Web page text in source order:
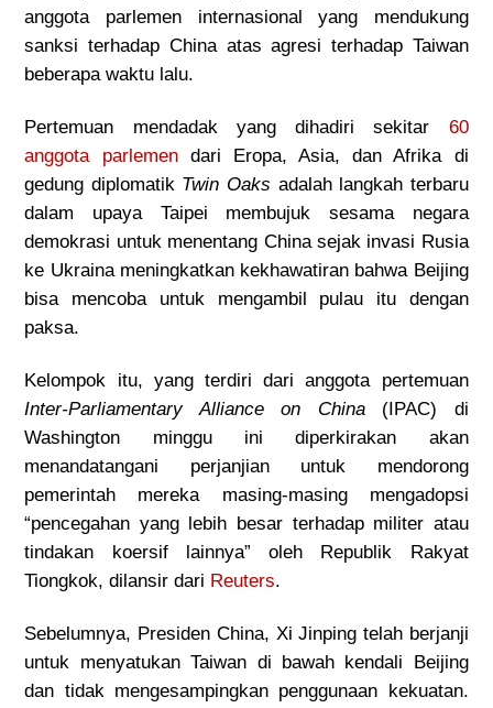
anggota parlemen internasional yang mendukung
sanksi terhadap China atas agresi terhadap Taiwan
beberapa waktu lalu.
Pertemuan mendadak yang dihadiri sekitar 60
anggota parlemendari Eropa, Asia, dan Afrika di
gedung diplomatik Twin Oaks adalah langkah terbaru
dalam upaya Taipei membujuk sesama negara
demokrasi untuk menentang China sejak invasi Rusia
ke Ukraina meningkatkan kekhawatiran bahwa Beijing
bisa mencoba untuk mengambil pulau itu dengan
paksa.
Kelompok itu, yang terdiri dari anggota pertemuan
Inter-Parliamentary Alliance on China(IPAC) di
Washington minggu ini diperkirakan akan
menandatangani perjanjian untuk mendorong
pemerintah mereka masing-masing mengadopsi
“pencegahan yang lebih besar terhadap militer atau
tindakan koersif lainnya” oleh Republik Rakyat
Tiongkok, dilansir dari Reuters.
Sebelumnya, Presiden China, Xi Jinping telah berjanji
untuk menyatukan Taiwan di bawah kendali Beijing
dan tidak mengesampingkan penggunaan kekuatan.